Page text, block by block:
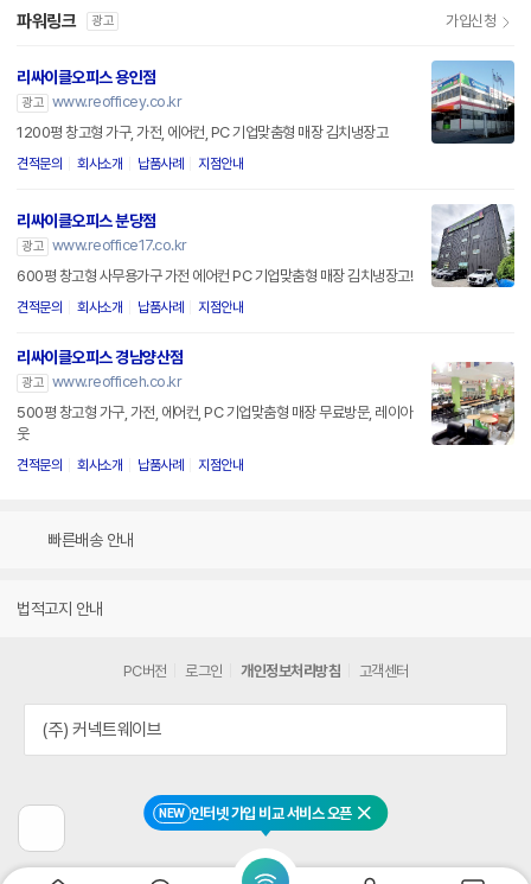
NEW 인터넷 가입 비교 서비스 오픈 닫기
파워링크 광고 가입신청
리싸이클오피스 용인점
광고 www.reofficey.co.kr
1200평 창고형 가구, 가전, 에어컨, PC 기업맞춤형 매장 김치냉장고
견적문의 회사소개 납품사례 지점안내
리싸이클오피스 분당점
광고 www.reoffice17.co.kr
600평 창고형 사무용가구 가전 에어컨 PC 기업맞춤형 매장 김치냉장고!
견적문의 회사소개 납품사례 지점안내
리싸이클오피스 경남양산점
광고 www.reofficeh.co.kr
500평 창고형 가구, 가전, 에어컨, PC 기업맞춤형 매장 무료방문, 레이아
웃
견적문의 회사소개 납품사례 지점안내
빠른배송 안내
법적고지 안내
전
페
PC버전 로그인 개인정보처리방침 고객센터
(주) 커넥트웨이브